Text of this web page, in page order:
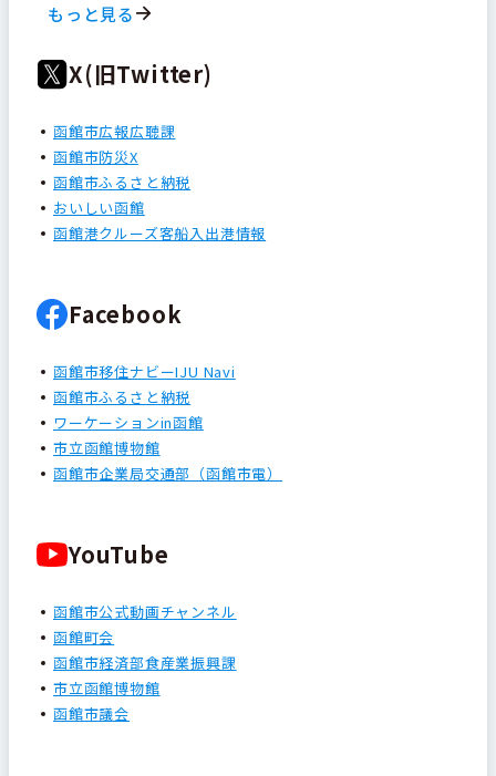
もっと見る
X(旧Twitter)
函館市広報広聴課
函館市防災X
函館市ふるさと納税
おいしい函館
函館港クルーズ客船入出港情報
Facebook
函館市移住ナビーIJU Navi
函館市ふるさと納税
ワーケーションin函館
市立函館博物館
函館市企業局交通部（函館市電）
YouTube
函館市公式動画チャンネル
函館町会
函館市経済部食産業振興課
市立函館博物館
函館市議会